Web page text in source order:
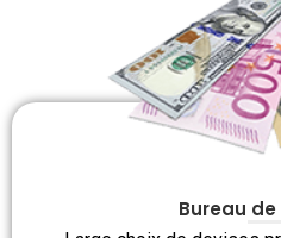
Bureau